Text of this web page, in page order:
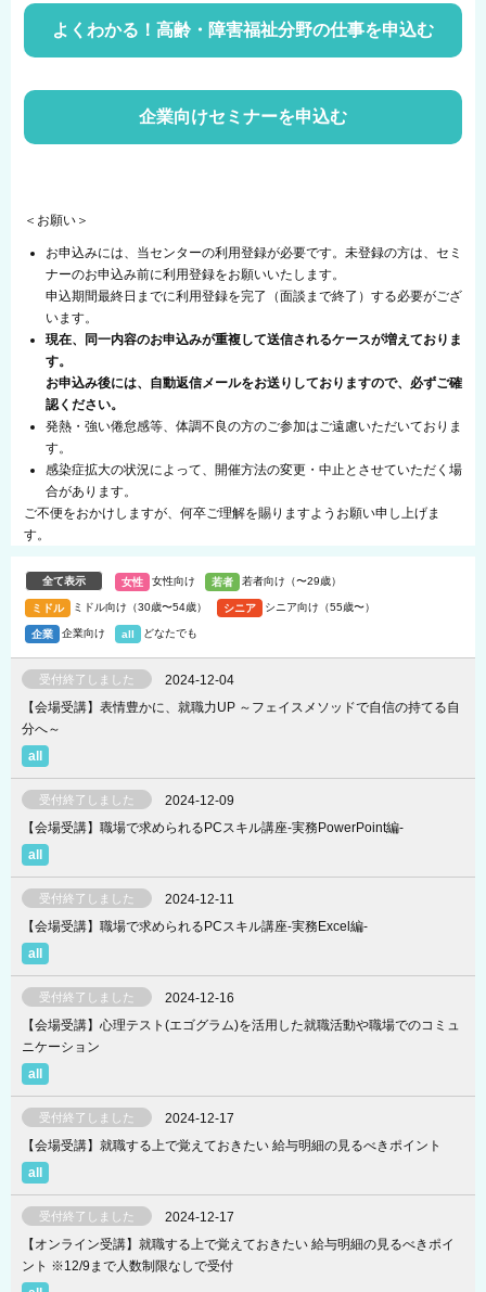
よくわかる！高齢・障害福祉分野の仕事を申込む
企業向けセミナーを申込む
＜お願い＞
お申込みには、当センターの利用登録が必要です。未登録の方は、セミ
ナーのお申込み前に利用登録をお願いいたします。
申込期間最終日までに利用登録を完了（面談まで終了）する必要がござ
います。
現在、同一内容のお申込みが重複して送信されるケースが増えておりま
す。
お申込み後には、自動返信メールをお送りしておりますので、必ずご確
認ください。
発熱・強い倦怠感等、体調不良の方のご参加はご遠慮いただいておりま
す。
感染症拡大の状況によって、開催方法の変更・中止とさせていただく場
合があります。
ご不便をおかけしますが、何卒ご理解を賜りますようお願い申し上げま
す。
女性向け 若者向け（〜29歳）
ミドル向け（30歳〜54歳） シニア向け（55歳〜）
企業向け どなたでも
受付終了しました
2024-12-04
【会場受講】表情豊かに、就職力UP ～フェイスメソッドで自信の持てる自
分へ～
受付終了しました
2024-12-09
【会場受講】職場で求められるPCスキル講座-実務PowerPoint編-
受付終了しました
2024-12-11
【会場受講】職場で求められるPCスキル講座-実務Excel編-
受付終了しました
2024-12-16
【会場受講】心理テスト(エゴグラム)を活用した就職活動や職場でのコミュ
ニケーション
受付終了しました
2024-12-17
【会場受講】就職する上で覚えておきたい 給与明細の見るべきポイント
受付終了しました
2024-12-17
【オンライン受講】就職する上で覚えておきたい 給与明細の見るべきポイ
ント ※12/9まで人数制限なしで受付